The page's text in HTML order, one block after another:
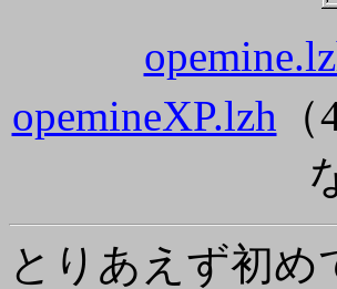
opemineXP.lzh
とりあえず初め